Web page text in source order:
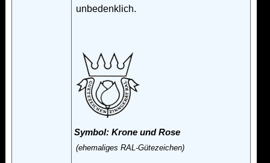
unbedenklich.
Symbol: Krone und Rose
(ehemaliges RAL-Gütezeichen)